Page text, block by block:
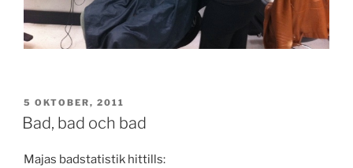
PUBLICERAT
5 OKTOBER, 2011
Bad, bad och bad
Majas badstatistik hittills: